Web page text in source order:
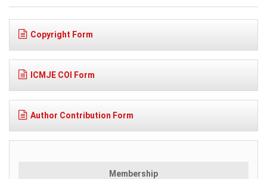
Copyright Form
ICMJE COI Form
Author Contribution Form
Membership